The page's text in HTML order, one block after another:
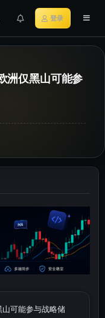
登录
洲仅黑山可能参
山可能参与战略储